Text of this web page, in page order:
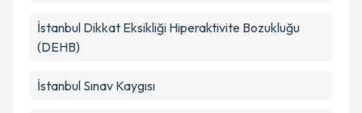
İstanbul Dikkat Eksikliği Hiperaktivite Bozukluğu
(DEHB)
İstanbul Sınav Kaygısı